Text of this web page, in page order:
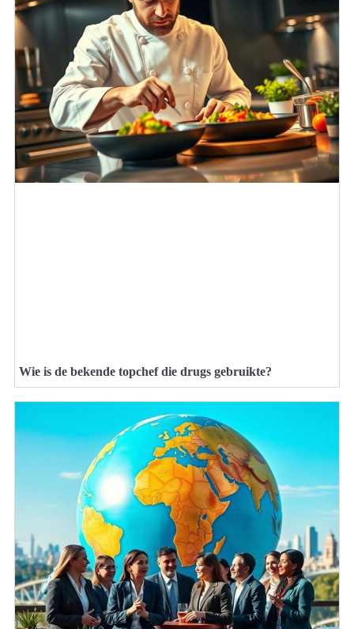
Wie is de bekende topchef die drugs gebruikte?